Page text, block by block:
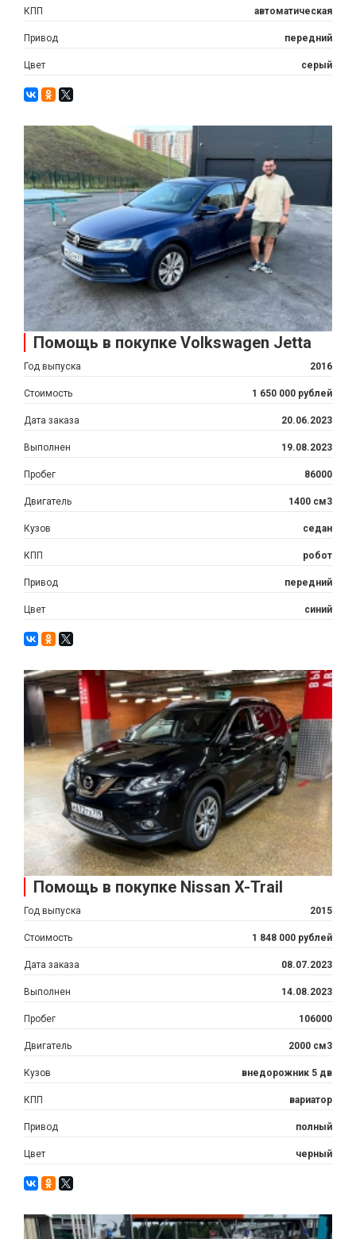
КПП автоматическая
Привод передний
Цвет серый
Помощь в покупке Volkswagen Jetta
Год выпуска 2016
Стоимость 1 650 000 рублей
Дата заказа 20.06.2023
Выполнен 19.08.2023
Пробег 86000
Двигатель 1400 см3
Кузов седан
КПП робот
Привод передний
Цвет синий
Помощь в покупке Nissan X-Trail
Год выпуска 2015
Стоимость 1 848 000 рублей
Дата заказа 08.07.2023
Выполнен 14.08.2023
Пробег 106000
Двигатель 2000 см3
Кузов внедорожник 5 дв
КПП вариатор
Привод полный
Цвет черный